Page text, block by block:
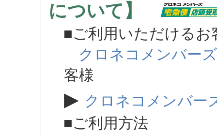
について】
■ご利用いただけるお
クロネコメンバーズ
客様
▶ クロネコメンバー
■ご利用方法